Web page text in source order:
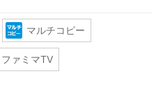
マルチコピー
ファミマTV